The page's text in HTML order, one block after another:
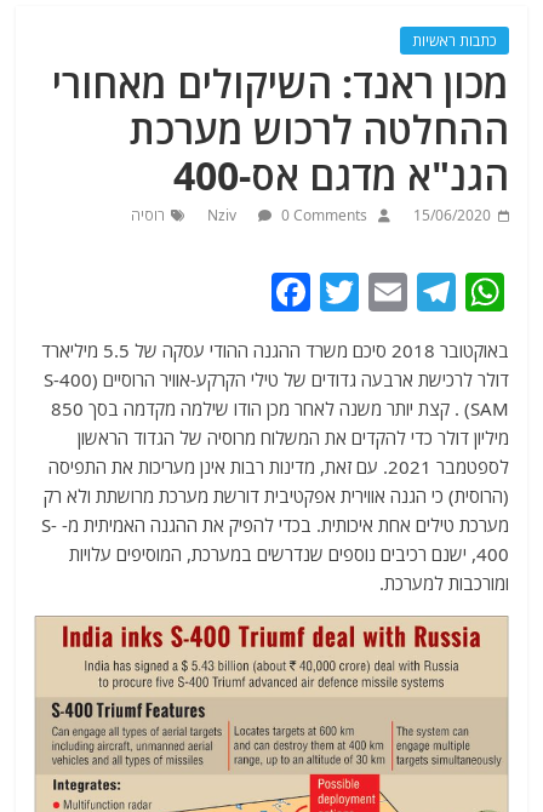
כתבות ראשיות
מכון ראנד: השיקולים מאחורי
ההחלטה לרכוש מערכת
הגנ"א מדגם אס-400
15/06/2020
Nziv 0 Comments רוסיה
W
at
s
A
p
p
T
e
g
ra
m
E
ai
l
T
itt
er
c
e
b
o
o
k
באוקטובר 2018 סיכם משרד ההגנה ההודי עסקה של 5.5 מיליארד
דולר לרכישת ארבעה גדודים של טילי הקרקע-אוויר הרוסיים (S-400
(SAM . קצת יותר משנה לאחר מכן הודו שילמה מקדמה בסך 850
מיליון דולר כדי להקדים את המשלוח מרוסיה של הגדוד הראשון
לספטמבר 2021. עם זאת, מדינות רבות אינן מעריכות את התפיסה
(הרוסית) כי הגנה אווירית אפקטיבית דורשת מערכת מרושתת ולא רק
מערכת טילים אחת איכותית. בכדי להפיק את ההגנה האמיתית מ- S-
400, ישנם רכיבים נוספים שנדרשים במערכת, המוסיפים עלויות
ומורכבות למערכת.